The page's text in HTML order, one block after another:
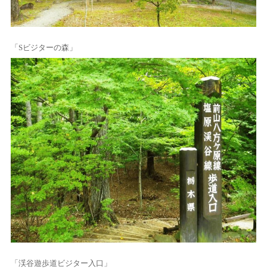
「Sビジターの森」
「渓谷遊歩道ビジター入口」